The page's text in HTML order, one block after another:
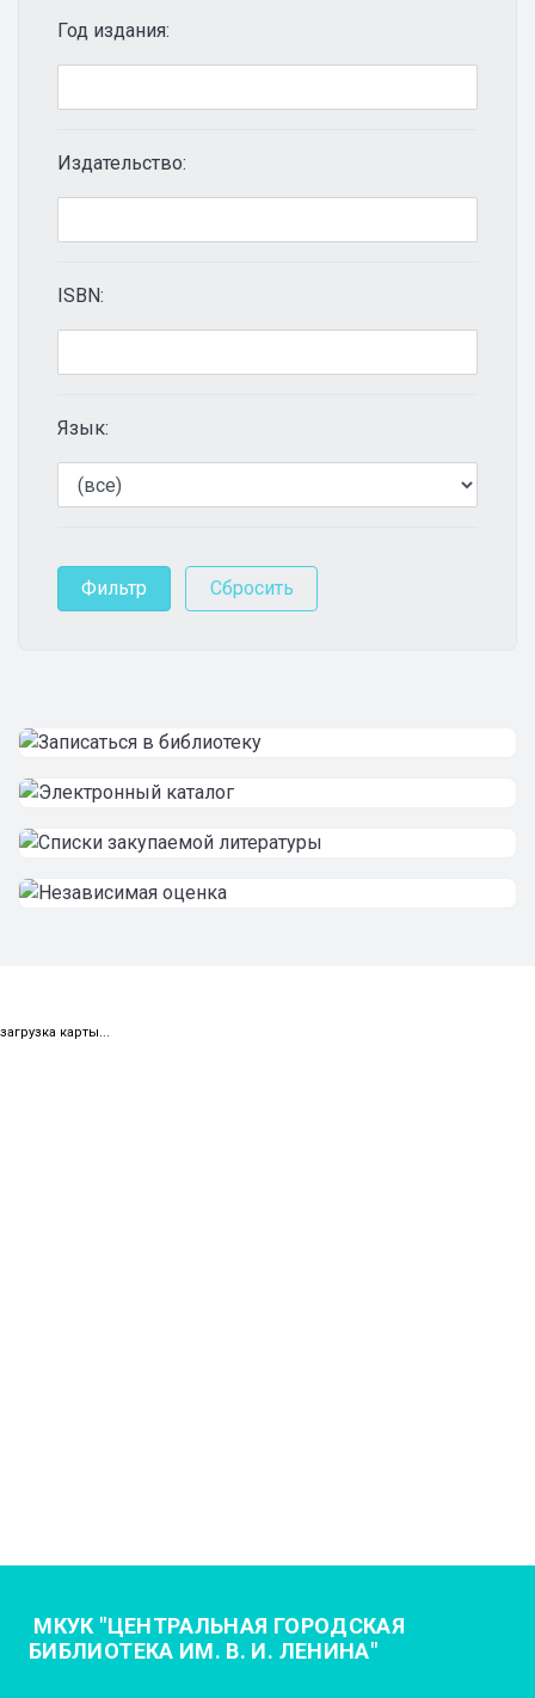
Год издания:
Издательство:
ISBN:
Язык:
загрузка карты...
МКУК "ЦЕНТРАЛЬНАЯ ГОРОДСКАЯ
БИБЛИОТЕКА ИМ. В. И. ЛЕНИНА"